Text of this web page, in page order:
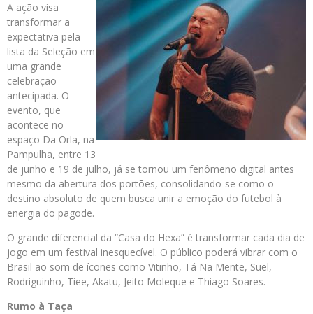
A ação visa
transformar a
expectativa pela
lista da Seleção em
uma grande
celebração
antecipada. O
evento, que
acontece no
espaço Da Orla, na
Pampulha, entre 13
de junho e 19 de julho, já se tornou um fenômeno digital antes
mesmo da abertura dos portões, consolidando-se como o
destino absoluto de quem busca unir a emoção do futebol à
energia do pagode.
O grande diferencial da “Casa do Hexa” é transformar cada dia de
jogo em um festival inesquecível. O público poderá vibrar com o
Brasil ao som de ícones como Vitinho, Tá Na Mente, Suel,
Rodriguinho, Tiee, Akatu, Jeito Moleque e Thiago Soares.
Rumo à Taça